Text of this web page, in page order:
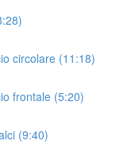
circolare (11:18)
frontale (5:20)
(9:40)